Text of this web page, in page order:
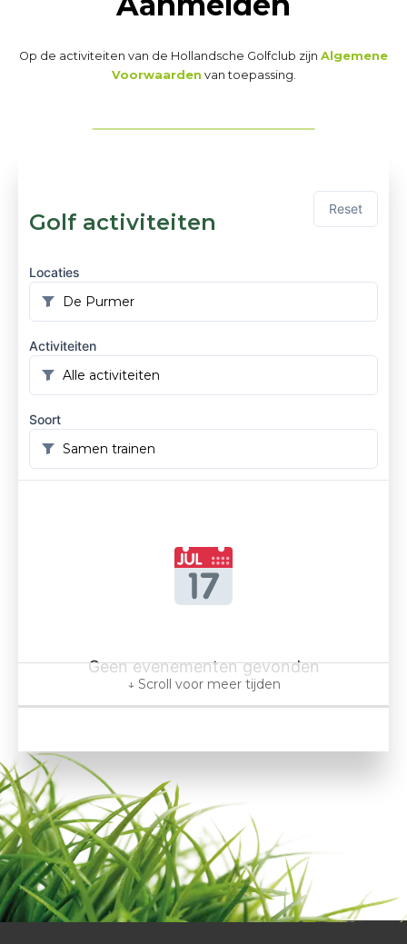
Op de activiteiten van de Hollandsche Golfclub zijn Algemene
Voorwaarden van toepassing.
Golf activiteiten
Reset
Locaties
Activiteiten
Soort
Geen evenementen gevonden